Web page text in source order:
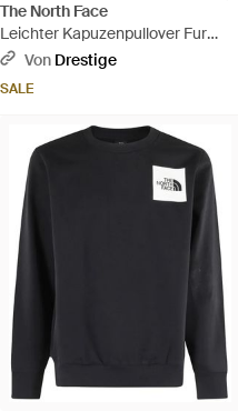
The North Face
Leichter Kapuzenpullover Fur
Herren, Saisonaler Drew Peak-
Grün
Von Drestige
SALE